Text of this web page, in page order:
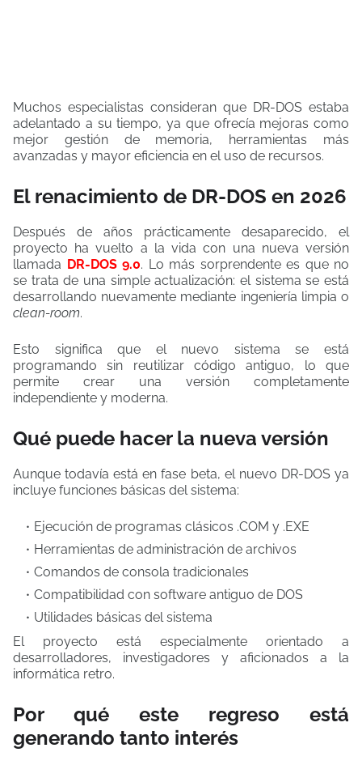
Muchos especialistas consideran que DR-DOS estaba
adelantado a su tiempo, ya que ofrecía mejoras como
mejor gestión de memoria, herramientas más
avanzadas y mayor eficiencia en el uso de recursos.
El renacimiento de DR-DOS en 2026
Después de años prácticamente desaparecido, el
proyecto ha vuelto a la vida con una nueva versión
llamada DR-DOS 9.0. Lo más sorprendente es que no
se trata de una simple actualización: el sistema se está
desarrollando nuevamente mediante ingeniería limpia o
clean-room.
Esto significa que el nuevo sistema se está
programando sin reutilizar código antiguo, lo que
permite crear una versión completamente
independiente y moderna.
Qué puede hacer la nueva versión
Aunque todavía está en fase beta, el nuevo DR-DOS ya
incluye funciones básicas del sistema:
Ejecución de programas clásicos .COM y .EXE
Herramientas de administración de archivos
Comandos de consola tradicionales
Compatibilidad con software antiguo de DOS
Utilidades básicas del sistema
El proyecto está especialmente orientado a
desarrolladores, investigadores y aficionados a la
informática retro.
Por qué este regreso está
generando tanto interés